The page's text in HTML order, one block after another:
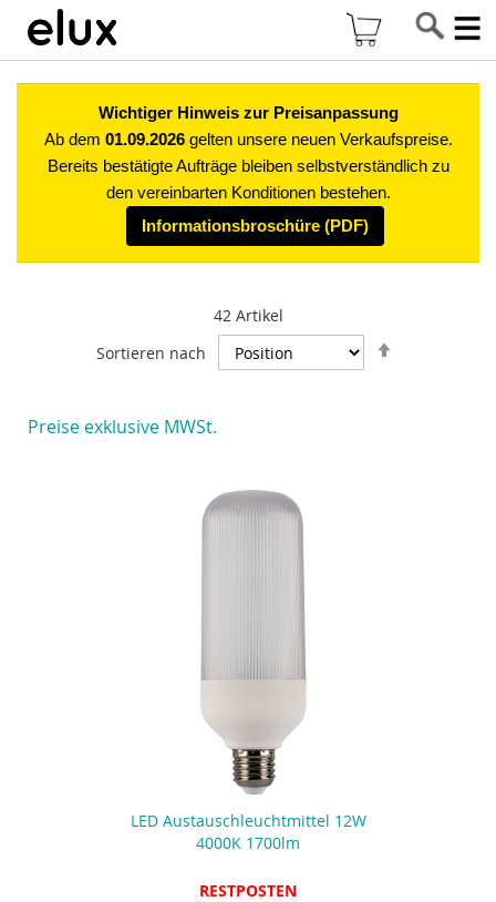
Mein
Wichtiger Hinweis zur Preisanpassung
Ab dem 01.09.2026gelten unsere neuen Verkaufspreise.
Bereits bestätigte Aufträge bleiben selbstverständlich zu
den vereinbarten Konditionen bestehen.
Informationsbroschüre (PDF)
42Artikel
Sortieren nach
Preise exklusive MWSt.
LED Austauschleuchtmittel 12W
4000K 1700lm
RESTPOSTEN